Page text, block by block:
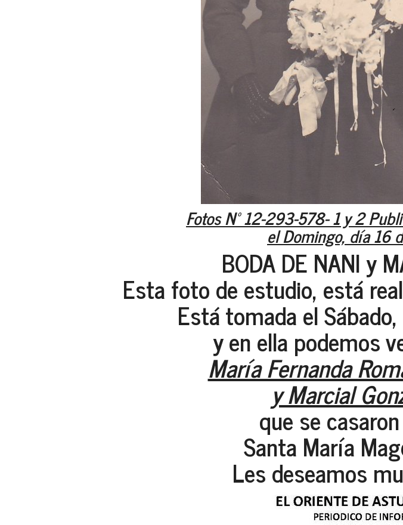
Fotos Nº 12-293-578- 1 y 2
el Domingo, día 16
BODA DE NANI y
Esta foto de estudio, está
Está tomada el
y en ella podemos
María Fernanda
y Marcial
que se
Santa María
Les deseamos